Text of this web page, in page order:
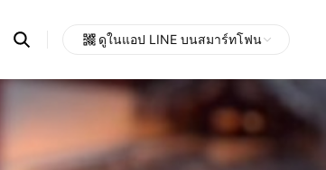
Search
OpenChats
messages
search
area
ดูในแอป LINE บนสมาร์ทโฟน